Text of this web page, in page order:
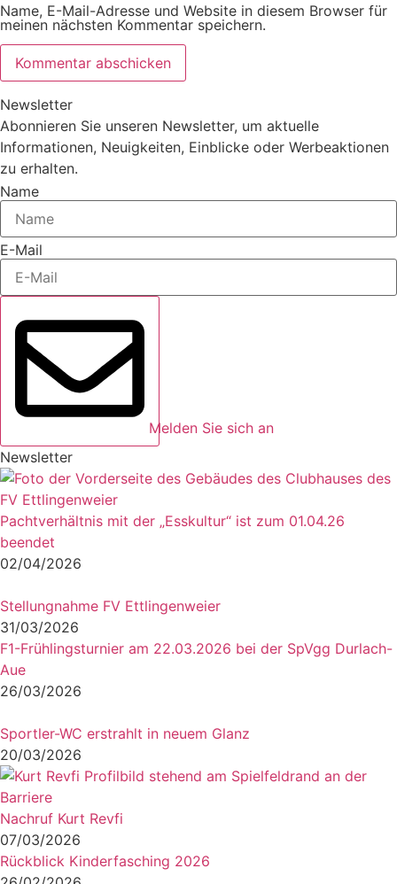
Name, E-Mail-Adresse und Website in diesem Browser für
meinen nächsten Kommentar speichern.
Newsletter
Abonnieren Sie unseren Newsletter, um aktuelle
Informationen, Neuigkeiten, Einblicke oder Werbeaktionen
zu erhalten.
Name
E-Mail
Melden Sie sich an
Newsletter
Pachtverhältnis mit der „Esskultur“ ist zum 01.04.26
beendet
02/04/2026
Stellungnahme FV Ettlingenweier
31/03/2026
F1-Frühlingsturnier am 22.03.2026 bei der SpVgg Durlach-
Aue
26/03/2026
Sportler-WC erstrahlt in neuem Glanz
20/03/2026
Nachruf Kurt Revfi
07/03/2026
Rückblick Kinderfasching 2026